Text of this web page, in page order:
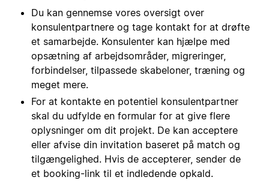
Du kan gennemse vores oversigt over
konsulentpartnere og tage kontakt for at drøfte
et samarbejde. Konsulenter kan hjælpe med
opsætning af arbejdsområder, migreringer,
forbindelser, tilpassede skabeloner, træning og
meget mere.
For at kontakte en potentiel konsulentpartner
skal du udfylde en formular for at give flere
oplysninger om dit projekt. De kan acceptere
eller afvise din invitation baseret på match og
tilgængelighed. Hvis de accepterer, sender de
et booking-link til et indledende opkald.